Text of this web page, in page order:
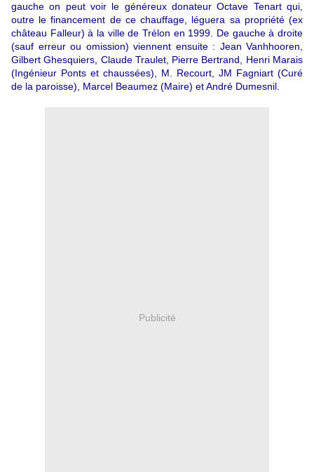
gauche on peut voir le généreux donateur Octave Tenart qui,
outre le financement de ce chauffage, léguera sa propriété (ex
château Falleur) à la ville de Trélon en 1999. De gauche à droite
(sauf erreur ou omission) viennent ensuite : Jean Vanhhooren,
Gilbert Ghesquiers, Claude Traulet, Pierre Bertrand, Henri Marais
(Ingénieur Ponts et chaussées), M. Recourt, JM Fagniart (Curé
de la paroisse), Marcel Beaumez (Maire) et André Dumesnil.
Publicité